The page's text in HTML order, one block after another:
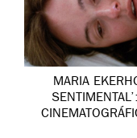
MARIA